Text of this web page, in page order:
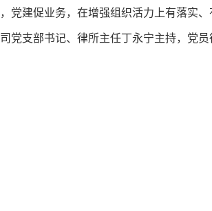
党建促业务，在增强组织活力上有落实
党支部书记、律所主任丁永宁主持，党员